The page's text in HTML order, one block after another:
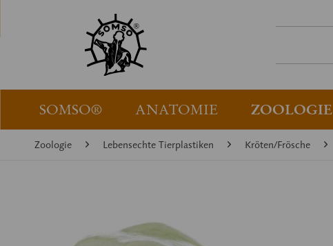
SOMSO® ANATOMIE ZOOLOGIE
Zoologie Lebensechte Tierplastiken Kröten/Frösche